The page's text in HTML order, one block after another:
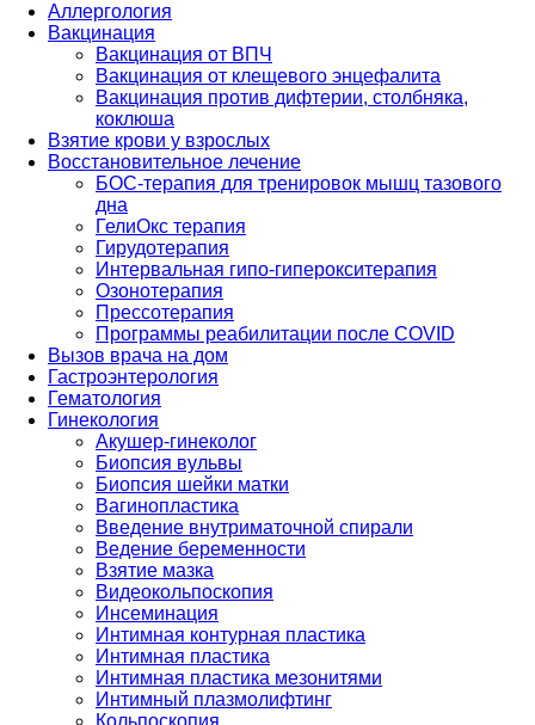
Аллергология
Вакцинация
Вакцинация от ВПЧ
Вакцинация от клещевого энцефалита
Вакцинация против дифтерии, столбняка,
коклюша
Взятие крови у взрослых
Восстановительное лечение
БОС-терапия для тренировок мышц тазового
дна
ГелиОкс терапия
Гирудотерапия
Интервальная гипо-гиперокситерапия
Озонотерапия
Прессотерапия
Программы реабилитации после СOVID
Вызов врача на дом
Гастроэнтерология
Гематология
Гинекология
Акушер-гинеколог
Биопсия вульвы
Биопсия шейки матки
Вагинопластика
Введение внутриматочной спирали
Ведение беременности
Взятие мазка
Видеокольпоскопия
Инсеминация
Интимная контурная пластика
Интимная пластика
Интимная пластика мезонитями
Интимный плазмолифтинг